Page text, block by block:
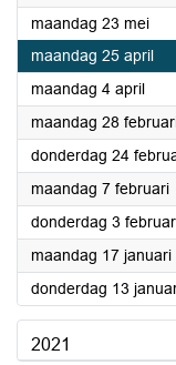
maandag 23 mei2022
maandag 25 april
maandag 4 april2022
maandag 28
donderdag 24
maandag 7 februari
donderdag 3
maandag 17 januari
donderdag 13
2021